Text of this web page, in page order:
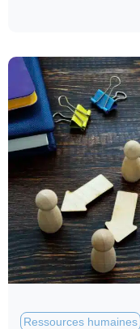
Ressources humaines